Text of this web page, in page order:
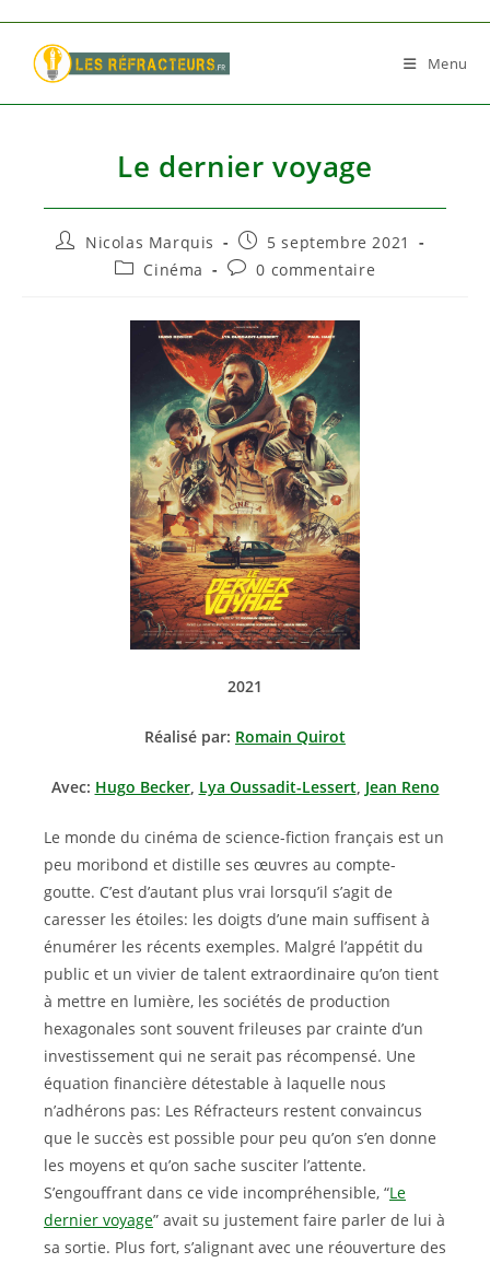
content
Menu
Le dernier voyage
Auteur/autrice
Nicolas Marquis
Publication
publiée :
5 septembre 2021
PostCinéma
Commentaires
publication :
0 commentaire
2021
Réalisé par: Romain Quirot
Avec: Hugo Becker, Lya Oussadit-Lessert, Jean Reno
Le monde du cinéma de science-fiction français est un
peu moribond et distille ses œuvres au compte-
goutte. C’est d’autant plus vrai lorsqu’il s’agit de
caresser les étoiles: les doigts d’une main suffisent à
énumérer les récents exemples. Malgré l’appétit du
public et un vivier de talent extraordinaire qu’on tient
à mettre en lumière, les sociétés de production
hexagonales sont souvent frileuses par crainte d’un
investissement qui ne serait pas récompensé. Une
équation financière détestable à laquelle nous
n’adhérons pas: Les Réfracteurs restent convaincus
que le succès est possible pour peu qu’on s’en donne
les moyens et qu’on sache susciter l’attente.
S’engouffrant dans ce vide incompréhensible, “Le
dernier voyage” avait su justement faire parler de lui à
sa sortie. Plus fort, s’alignant avec une réouverture des